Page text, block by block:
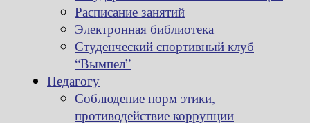
Расписание занятий
Электронная библиотека
Студенческий спортивный клуб
“Вымпел”
Педагогу
Соблюдение норм этики,
противодействие коррупции